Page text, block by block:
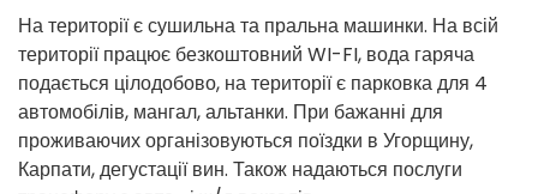
На території є сушильна та пральна машинки. На всій
території працює безкоштовний WI-FI, вода гаряча
подається цілодобово, на території є парковка для 4
автомобілів, мангал, альтанки. При бажанні для
проживаючих організовуються поїздки в Угорщину,
Карпати, дегустації вин. Також надаються послуги